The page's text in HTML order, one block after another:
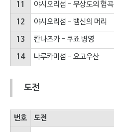
11 야시오리섬 - 무상도의 협곡
12 야시오리섬 - 뱀신의 머리
13 칸나즈카 - 쿠죠 병영
14 나루카미섬 - 요고우산
도전
번호 도전